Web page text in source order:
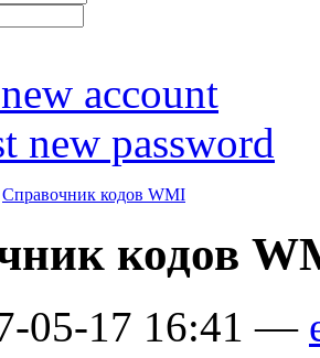
account
new password
Справочник кодов WMI
кодов
05-17 16:41 —